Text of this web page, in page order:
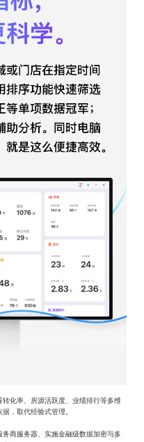
转化率、房源活跃度、业绩排行等多维
，取代经验式管理。‌
商服务器、实施金融级数据加密与多